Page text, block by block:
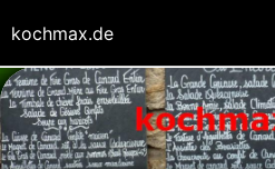
kochmax.de